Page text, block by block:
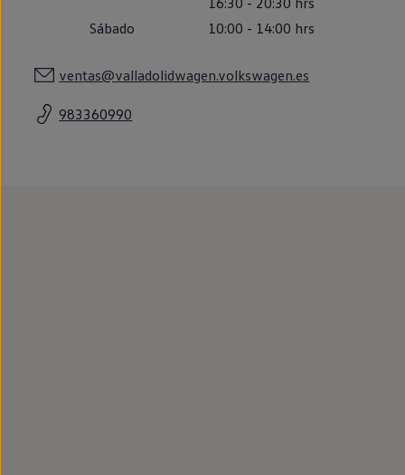
Llantas y neumáticos
Recambios Volkswagen
Transporte
Personalización
Carga
ventas@valladolidwagen.volkswagen.es
983360990
Sábado
10:00 - 14:00 hrs